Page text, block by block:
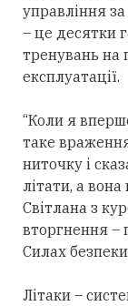
управління
– це десятки
тренувань на
експлуатації.
“Коли я
таке
ниточку і
літати, а вона
Світлана з
вторгнення –
Силах
Літаки –